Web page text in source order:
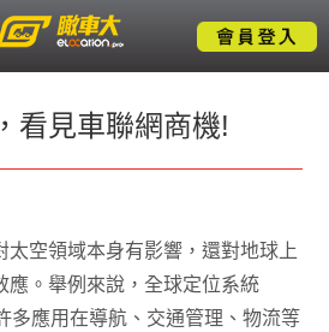
關於瞰車大
業解決方案
成功案例
技術支援
看見車聯網商機!
太空領域本身有影響，還對地球上
應。舉例來說，全球定位系統
多應用在導航、交通管理、物流等